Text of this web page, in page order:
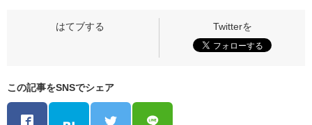
この記事をSNSでシェア